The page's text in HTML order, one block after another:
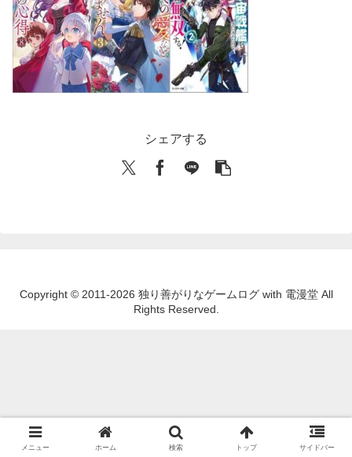
シェアする
Copyright © 2011-2026 独り善がりなゲームログ with 電漫堂 All
Rights Reserved.
メニュー ホーム 検索 トップ サイドバー